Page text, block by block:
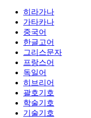
히라가나
가타카나
중국어
한글고어
그리스문자
프랑스어
독일어
히브리어
괄호기호
학술기호
기술기호